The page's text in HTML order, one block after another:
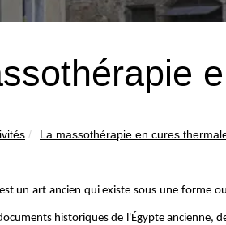
La massothérapie en cures
un art ancien qui existe sous une forme
historiques de l'Égypte ancienne,